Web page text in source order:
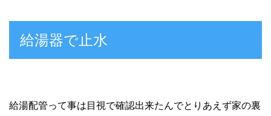
給湯器で止水
給湯配管って事は目視で確認出来たんでとりあえず家の裏